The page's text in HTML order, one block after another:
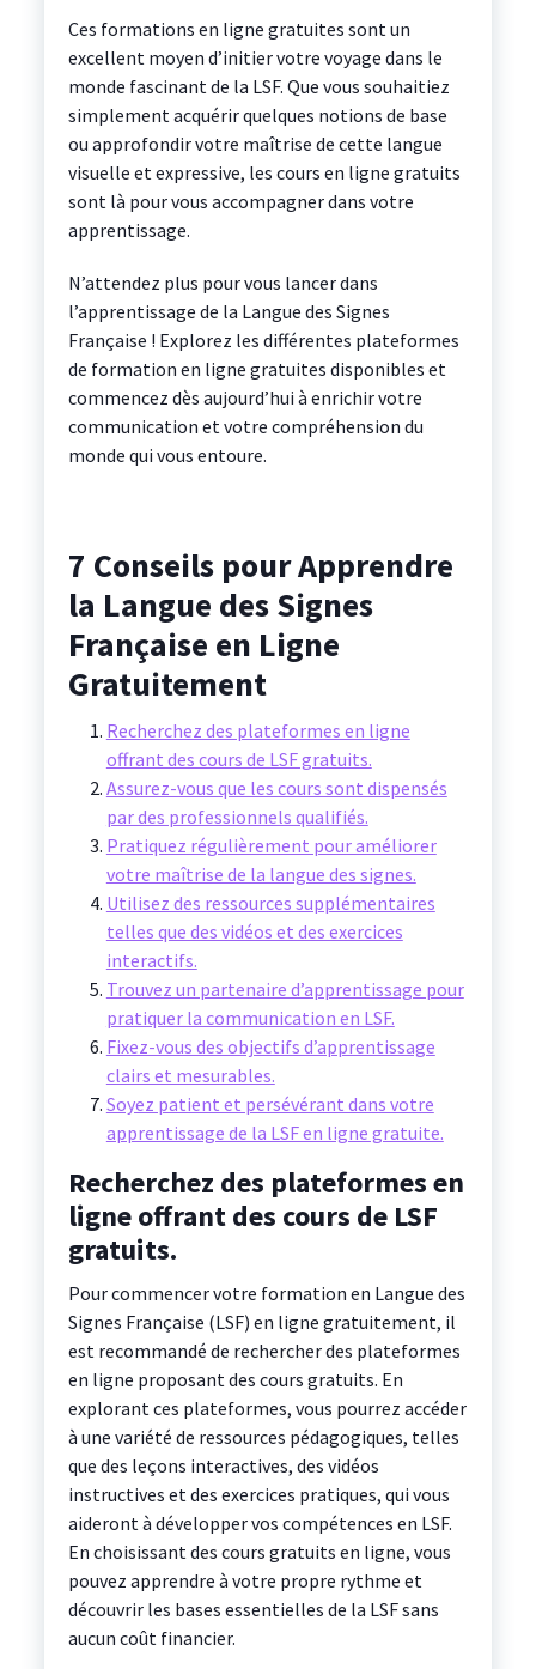
Ces formations en ligne gratuites sont un
excellent moyen d’initier votre voyage dans le
monde fascinant de la LSF. Que vous souhaitiez
simplement acquérir quelques notions de base
ou approfondir votre maîtrise de cette langue
visuelle et expressive, les cours en ligne gratuits
sont là pour vous accompagner dans votre
apprentissage.
N’attendez plus pour vous lancer dans
l’apprentissage de la Langue des Signes
Française ! Explorez les différentes plateformes
de formation en ligne gratuites disponibles et
commencez dès aujourd’hui à enrichir votre
communication et votre compréhension du
monde qui vous entoure.
7 Conseils pour Apprendre
la Langue des Signes
Française en Ligne
Gratuitement
Recherchez des plateformes en ligne
offrant des cours de LSF gratuits.
Assurez-vous que les cours sont dispensés
par des professionnels qualifiés.
Pratiquez régulièrement pour améliorer
votre maîtrise de la langue des signes.
Utilisez des ressources supplémentaires
telles que des vidéos et des exercices
interactifs.
Trouvez un partenaire d’apprentissage pour
pratiquer la communication en LSF.
Fixez-vous des objectifs d’apprentissage
clairs et mesurables.
Soyez patient et persévérant dans votre
apprentissage de la LSF en ligne gratuite.
Recherchez des plateformes en
ligne offrant des cours de LSF
gratuits.
Pour commencer votre formation en Langue des
Signes Française (LSF) en ligne gratuitement, il
est recommandé de rechercher des plateformes
en ligne proposant des cours gratuits. En
explorant ces plateformes, vous pourrez accéder
à une variété de ressources pédagogiques, telles
que des leçons interactives, des vidéos
instructives et des exercices pratiques, qui vous
aideront à développer vos compétences en LSF.
En choisissant des cours gratuits en ligne, vous
pouvez apprendre à votre propre rythme et
découvrir les bases essentielles de la LSF sans
aucun coût financier.